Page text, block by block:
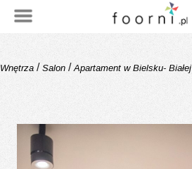
Wnętrza / Salon / Apartament w Bielsku- Białej